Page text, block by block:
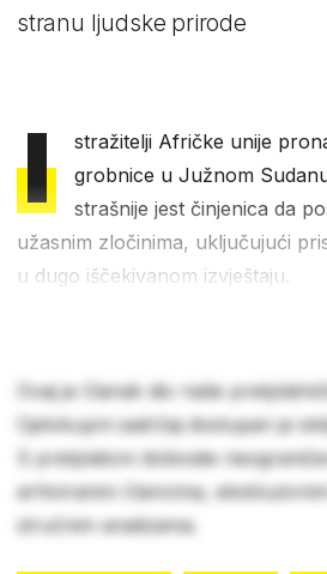
stranu ljudske prirode
I
stražitelji Afričke unije
grobnice u Južnom
strašnije jest činjenica da
užasnim zločinima, uključujući
u dugo iščekivanom izvještaju.
Ovaj je članak dio naše
Cjelokupni sadržaj dostupan je
S pretplatom dobivate
arhiviranim člancima,
stručnim analizama.